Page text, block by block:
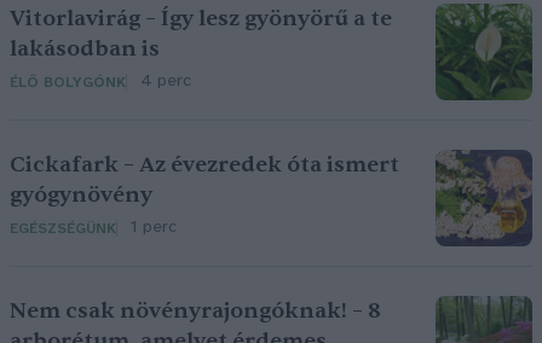
Vitorlavirág – Így lesz gyönyörű a te
lakásodban is
ÉLŐ BOLYGÓNK 4 perc
Cickafark – Az évezredek óta ismert
gyógynövény
EGÉSZSÉGÜNK 1 perc
Nem csak növényrajongóknak! – 8